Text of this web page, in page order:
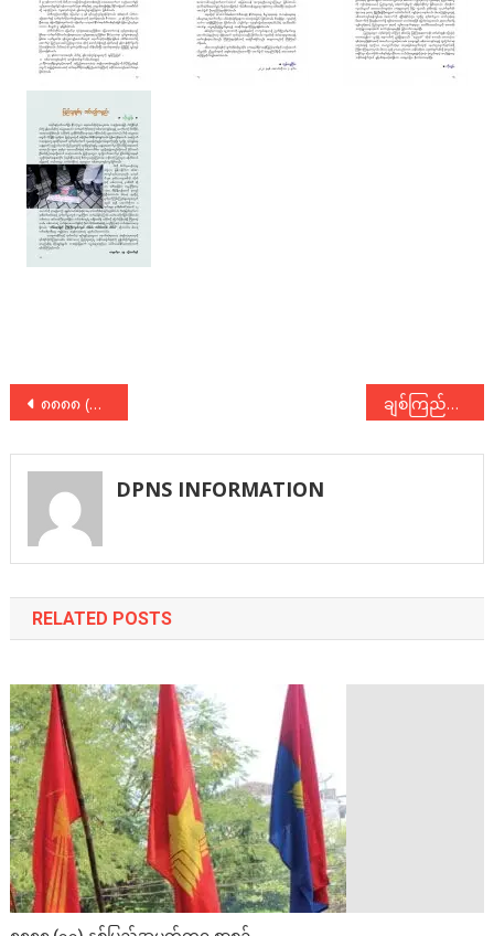
Post
navigation
၈၈၈၈ (၃၃) နှစ်ပြည့်အမှတ်တရ စာစဉ် ချစ်ကြည်ညီညွတ် ဖက်ဒရယ်ပြည်ထောင်စု
DPNS INFORMATION
RELATED POSTS